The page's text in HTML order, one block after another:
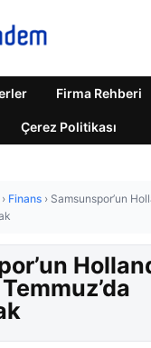
Firma Rehberi
Çerez Politikası
› Finans › Samsunspor’un